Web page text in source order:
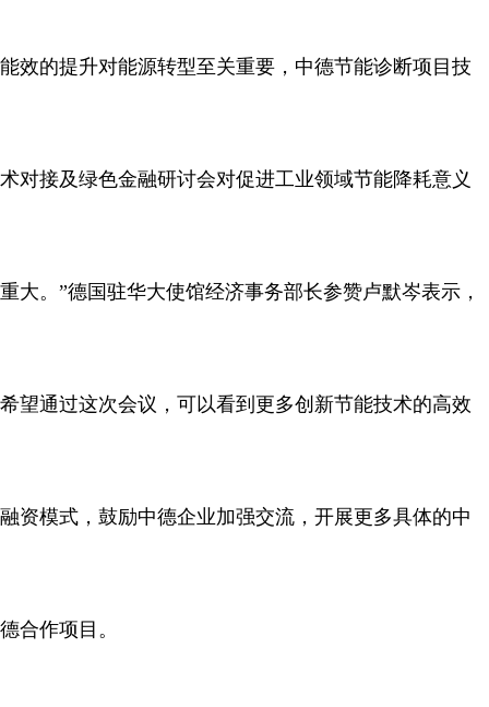
能效的提升对能源转型至关重要，中德节能诊断项目技
术对接及绿色金融研讨会对促进工业领域节能降耗意义
重大。”德国驻华大使馆经济事务部长参赞卢默岑表示，
希望通过这次会议，可以看到更多创新节能技术的高效
融资模式，鼓励中德企业加强交流，开展更多具体的中
德合作项目。